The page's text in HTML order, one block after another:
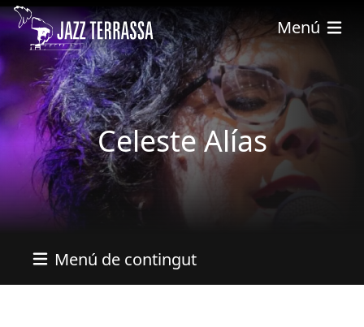
Vés al contingut
Menú
Celeste Alías
Menú de contingut